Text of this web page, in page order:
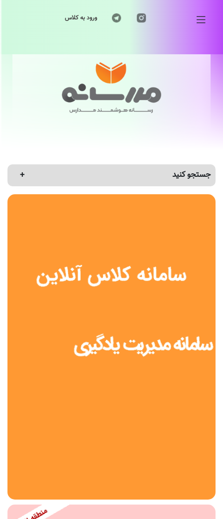
ورود به کلاس
جستجو کنید
هیات امنایی
منطقه